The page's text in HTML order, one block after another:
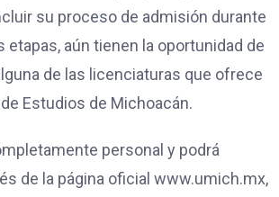
su proceso de admisión durante
etapas, aún tienen la oportunidad de
de las licenciaturas que ofrece
de Estudios de Michoacán.
personal y podrá
de la página oficial www.umich.mx,